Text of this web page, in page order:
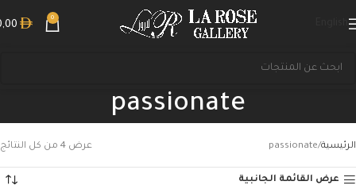
0
passionate
الرئيسية passionate عرض ⁦4⁩ من كل النتائج
عرض القائمة الجانبية